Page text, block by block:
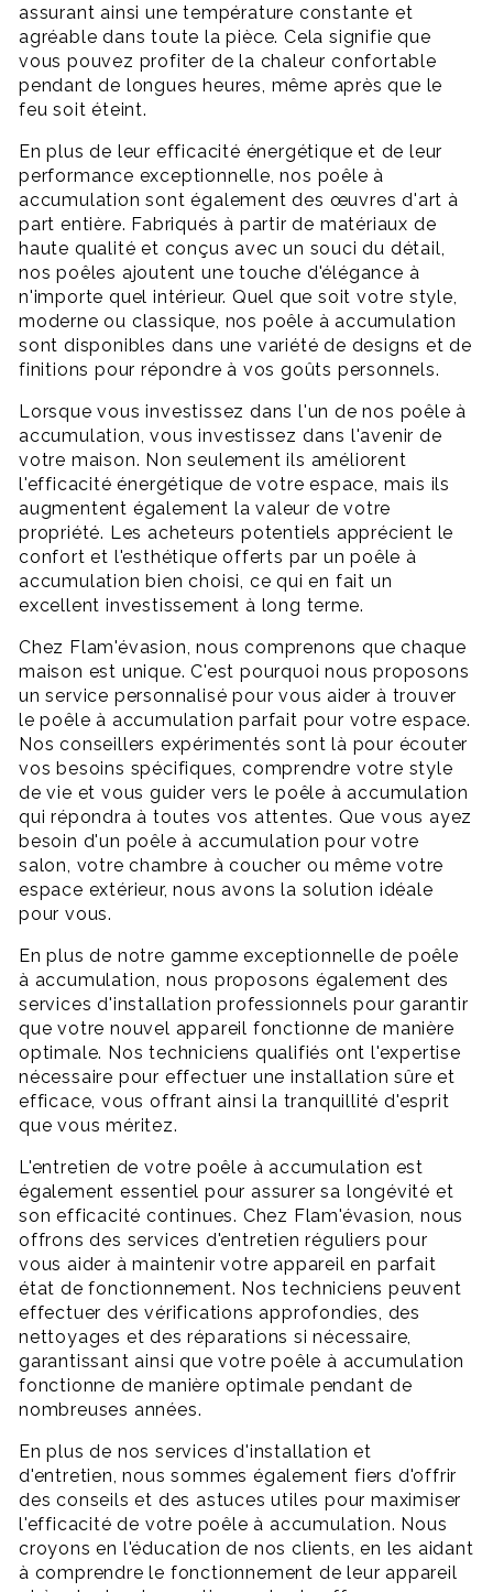
assurant ainsi une température constante et
agréable dans toute la pièce. Cela signifie que
vous pouvez profiter de la chaleur confortable
pendant de longues heures, même après que le
feu soit éteint.
En plus de leur efficacité énergétique et de leur
performance exceptionnelle, nos poêle à
accumulation sont également des œuvres d'art à
part entière. Fabriqués à partir de matériaux de
haute qualité et conçus avec un souci du détail,
nos poêles ajoutent une touche d'élégance à
n'importe quel intérieur. Quel que soit votre style,
moderne ou classique, nos poêle à accumulation
sont disponibles dans une variété de designs et de
finitions pour répondre à vos goûts personnels.
Lorsque vous investissez dans l'un de nos poêle à
accumulation, vous investissez dans l'avenir de
votre maison. Non seulement ils améliorent
l'efficacité énergétique de votre espace, mais ils
augmentent également la valeur de votre
propriété. Les acheteurs potentiels apprécient le
confort et l'esthétique offerts par un poêle à
accumulation bien choisi, ce qui en fait un
excellent investissement à long terme.
Chez Flam'évasion, nous comprenons que chaque
maison est unique. C'est pourquoi nous proposons
un service personnalisé pour vous aider à trouver
le poêle à accumulation parfait pour votre espace.
Nos conseillers expérimentés sont là pour écouter
vos besoins spécifiques, comprendre votre style
de vie et vous guider vers le poêle à accumulation
qui répondra à toutes vos attentes. Que vous ayez
besoin d'un poêle à accumulation pour votre
salon, votre chambre à coucher ou même votre
espace extérieur, nous avons la solution idéale
pour vous.
En plus de notre gamme exceptionnelle de poêle
à accumulation, nous proposons également des
services d'installation professionnels pour garantir
que votre nouvel appareil fonctionne de manière
optimale. Nos techniciens qualifiés ont l'expertise
nécessaire pour effectuer une installation sûre et
efficace, vous offrant ainsi la tranquillité d'esprit
que vous méritez.
L'entretien de votre poêle à accumulation est
également essentiel pour assurer sa longévité et
son efficacité continues. Chez Flam'évasion, nous
offrons des services d'entretien réguliers pour
vous aider à maintenir votre appareil en parfait
état de fonctionnement. Nos techniciens peuvent
effectuer des vérifications approfondies, des
nettoyages et des réparations si nécessaire,
garantissant ainsi que votre poêle à accumulation
fonctionne de manière optimale pendant de
nombreuses années.
En plus de nos services d'installation et
d'entretien, nous sommes également fiers d'offrir
des conseils et des astuces utiles pour maximiser
l'efficacité de votre poêle à accumulation. Nous
croyons en l'éducation de nos clients, en les aidant
à comprendre le fonctionnement de leur appareil